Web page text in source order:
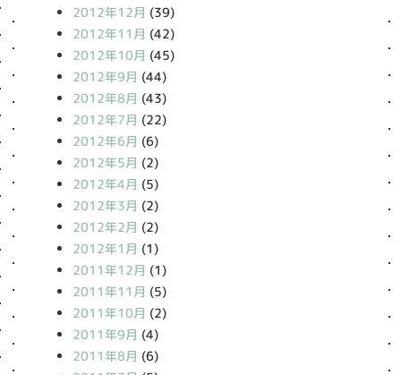
2012年12月 (39)
2012年11月 (42)
2012年10月 (45)
2012年9月 (44)
2012年8月 (43)
2012年7月 (22)
2012年6月 (6)
2012年5月 (2)
2012年4月 (5)
2012年3月 (2)
2012年2月 (2)
2012年1月 (1)
2011年12月 (1)
2011年11月 (5)
2011年10月 (2)
2011年9月 (4)
2011年8月 (6)